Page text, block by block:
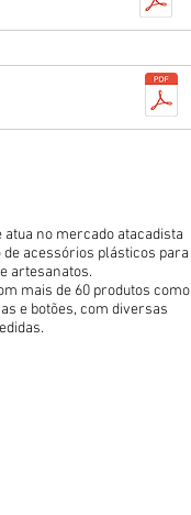
no mercado atacadista
acessórios plásticos para
artesanatos.
mais de 60 produtos como
e botões, com diversas